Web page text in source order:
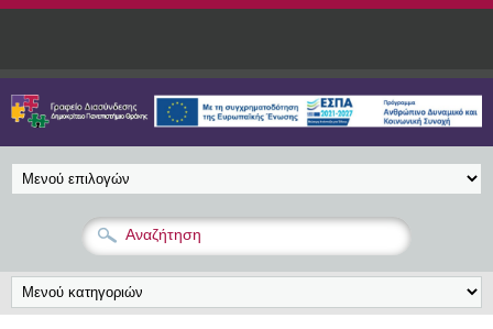
Παράκαμψη προς το κυρίως περιεχόμενο